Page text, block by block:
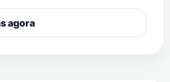
agora